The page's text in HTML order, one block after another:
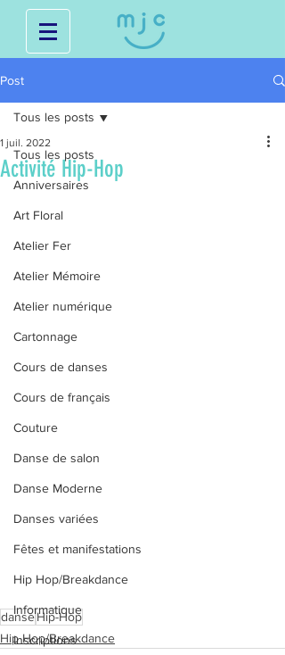
Post
Tous les posts
Anniversaires
Art Floral
Atelier Fer
Atelier Mémoire
Atelier numérique
Cartonnage
Cours de danses
Cours de français
Couture
Danse de salon
Danse Moderne
Danses variées
Fêtes et manifestations
Hip Hop/Breakdance
Informatique
Inscriptions
Tous les posts
Activité Hip-Hop
1 juil. 2022
danseHip-Hop
Hip Hop/Breakdance